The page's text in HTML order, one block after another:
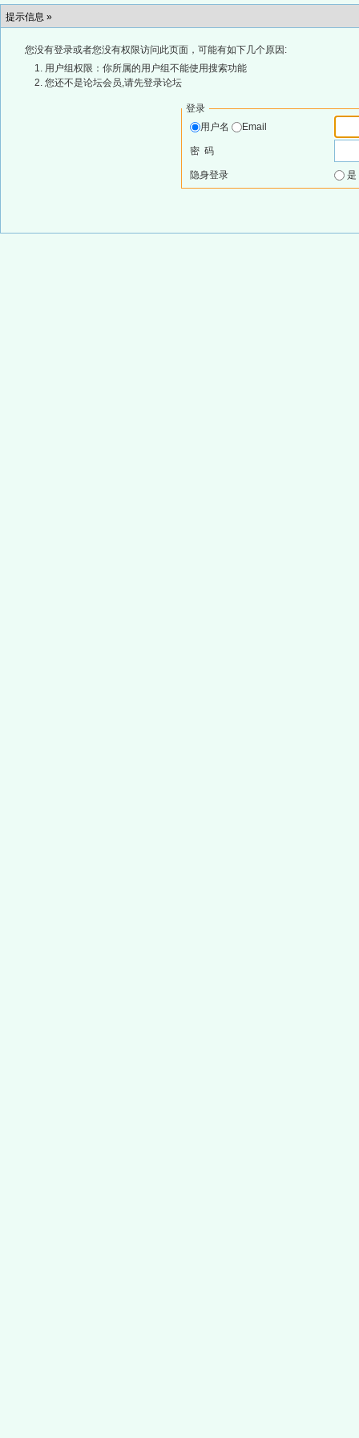
提示信息 »
您没有登录或者您没有权限访问此页面，可能有如下几个原因:
用户组权限：你所属的用户组不能使用搜索功能
您还不是论坛会员,请先登录论坛
登录
用户名
Email
密 码
隐身登录